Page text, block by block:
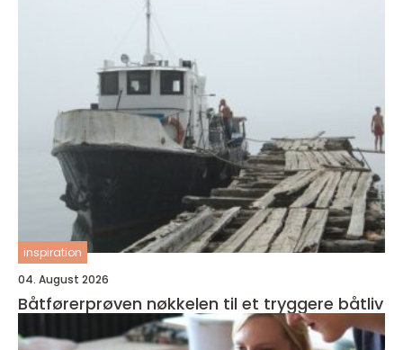
inspiration
04. August 2026
Båtførerprøven nøkkelen til et tryggere båtliv